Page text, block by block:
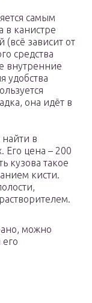
самым
в канистре
(всё зависит от
средства
внутренние
удобства
она идёт в
в
Его цена – 200
кузова такое
кисти.
можно
его